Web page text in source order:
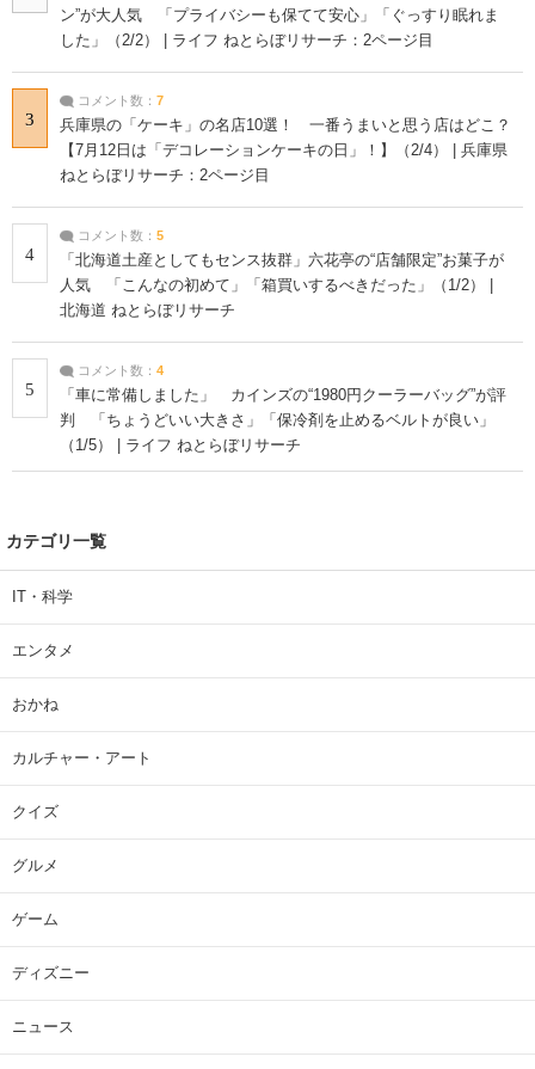
ン”が大人気 「プライバシーも保てて安心」「ぐっすり眠れま
した」（2/2） | ライフ ねとらぼリサーチ：2ページ目
3
コメント数： 7
兵庫県の「ケーキ」の名店10選！ 一番うまいと思う店はどこ？
【7月12日は「デコレーションケーキの日」！】（2/4） | 兵庫県
ねとらぼリサーチ：2ページ目
4
コメント数： 5
「北海道土産としてもセンス抜群」六花亭の“店舗限定”お菓子が
人気 「こんなの初めて」「箱買いするべきだった」（1/2） |
北海道 ねとらぼリサーチ
5
コメント数： 4
「車に常備しました」 カインズの“1980円クーラーバッグ”が評
判 「ちょうどいい大きさ」「保冷剤を止めるベルトが良い」
（1/5） | ライフ ねとらぼリサーチ
カテゴリ一覧
IT・科学
エンタメ
おかね
カルチャー・アート
クイズ
グルメ
ゲーム
ディズニー
ニュース